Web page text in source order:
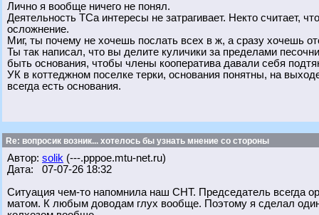
Лично я вообще ничего не понял.
Деятельность ТСа интересы не затрагивает. Некто считает,
осложнение.
Миг, ты почему не хочешь послать всех в ж, а сразу хочешь
Ты так написал, что вы делите куличики за пределами
быть основания, чтобы члены кооператива давали себя
УК в коттеджном поселке терки, основания понятны, на
всегда есть основания.
Re: вопросик возник... хотелось бы узнать мнение со стороны
Автор: solik (---.pppoe.mtu-net.ru)
Дата: 07-07-26 18:32
Ситуация чем-то напомнила наш СНТ. Председатель всегда
матом. К любым доводам глух вообще. Поэтому я сделал